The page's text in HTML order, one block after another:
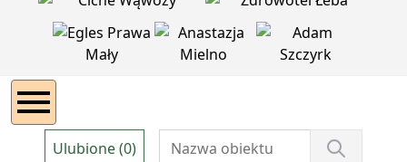
Ulubione (0)